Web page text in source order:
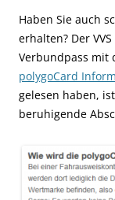
Haben Sie auch
erhalten? Der
Verbundpass mit
polygoCard
gelesen haben,
beruhigende